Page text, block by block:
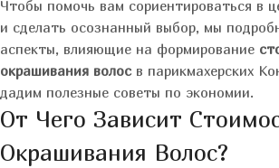
Чтобы помочь вам сориентироваться в
и сделать осознанный выбор, мы
аспекты, влияющие на формирование
окрашивания волосв парикмахерских
дадим полезные советы по экономии.
От Чего Зависит
Окрашивания Волос?